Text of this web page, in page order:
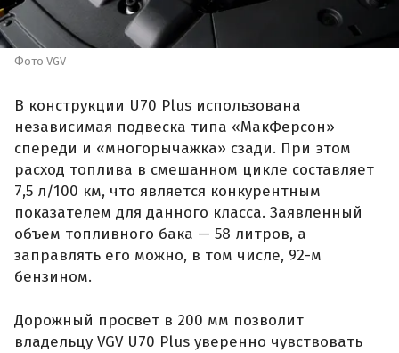
Фото VGV
В конструкции U70 Plus использована
независимая подвеска типа «МакФерсон»
спереди и «многорычажка» сзади. При этом
расход топлива в смешанном цикле составляет
7,5 л/100 км, что является конкурентным
показателем для данного класса. Заявленный
объем топливного бака — 58 литров, а
заправлять его можно, в том числе, 92-м
бензином.
Дорожный просвет в 200 мм позволит
владельцу VGV U70 Plus уверенно чувствовать